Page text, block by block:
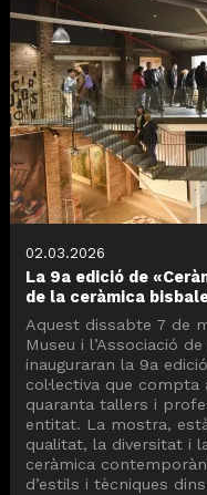
02.03.2026
La 9a edició de
de la ceràmica
Aquest dissabte 7 de
Museu i l’Associació
inauguraran la 9a
col·lectiva que
quaranta tallers i
entitat. La mostra,
qualitat, la diversitat i
ceràmica
d’estils i tècniques